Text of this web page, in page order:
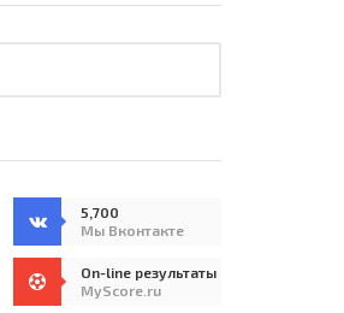
5,700
Мы Вконтакте
On-line результаты
MyScore.ru